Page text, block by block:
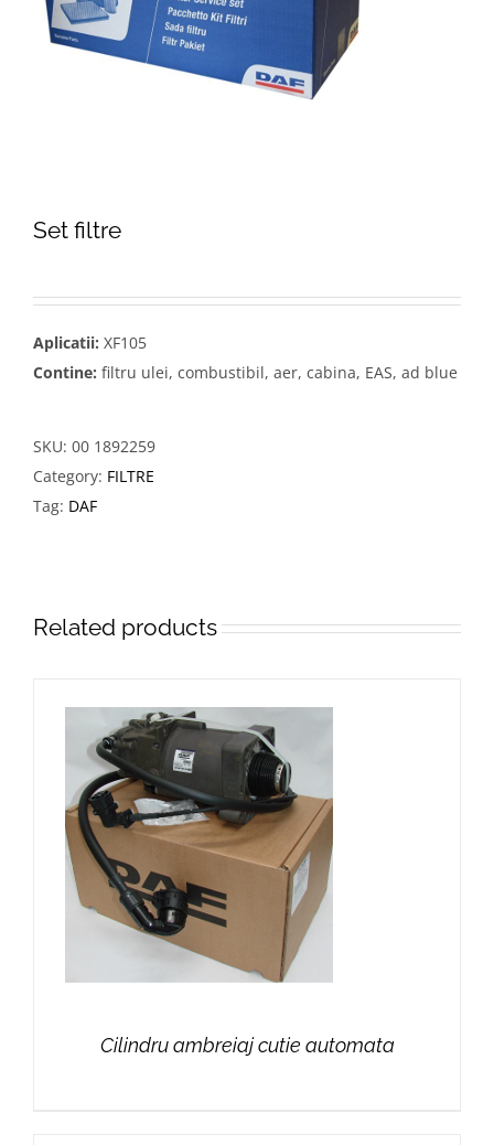
Set filtre
Aplicatii: XF105
Contine: filtru ulei, combustibil, aer, cabina, EAS, ad blue
SKU: 00 1892259
Category: FILTRE
Tag: DAF
Related products
Cilindru ambreiaj cutie automata